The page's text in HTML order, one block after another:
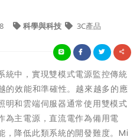
科學與科技 3C產品
統中，實現雙模式電源監控傳統
的效能和準確性。越來越多的應
明和雲端伺服器通常使用雙模式
為主電源，直流電作為備用電
，降低此類系統的開發難度。Mi